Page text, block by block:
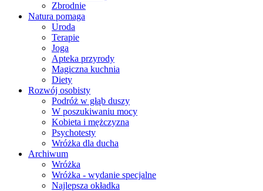
Zbrodnie
Natura pomaga
Uroda
Terapie
Joga
Apteka przyrody
Magiczna kuchnia
Diety
Rozwój osobisty
Podróż w głąb duszy
W poszukiwaniu mocy
Kobieta i mężczyzna
Psychotesty
Wróżka dla ducha
Archiwum
Wróżka
Wróżka - wydanie specjalne
Najlepsza okładka